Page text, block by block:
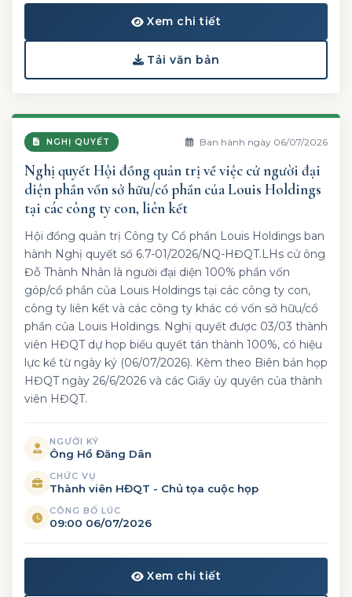
Xem chi tiết
Tải văn bản
NGHỊ QUYẾT Ban hành ngày 06/07/2026
Nghị quyết Hội đồng quản trị về việc cử người đại
diện phần vốn sở hữu/cổ phần của Louis Holdings
tại các công ty con, liên kết
Hội đồng quản trị Công ty Cổ phần Louis Holdings ban
hành Nghị quyết số 6.7-01/2026/NQ-HĐQT.LHs cử ông
Đỗ Thành Nhân là người đại diện 100% phần vốn
góp/cổ phần của Louis Holdings tại các công ty con,
công ty liên kết và các công ty khác có vốn sở hữu/cổ
phần của Louis Holdings. Nghị quyết được 03/03 thành
viên HĐQT dự họp biểu quyết tán thành 100%, có hiệu
lực kể từ ngày ký (06/07/2026). Kèm theo Biên bản họp
HĐQT ngày 26/6/2026 và các Giấy ủy quyền của thành
viên HĐQT.
NGƯỜI KÝ
Ông Hồ Đăng Dân
CHỨC VỤ
Thành viên HĐQT - Chủ tọa cuộc họp
CÔNG BỐ LÚC
09:00 06/07/2026
Xem chi tiết